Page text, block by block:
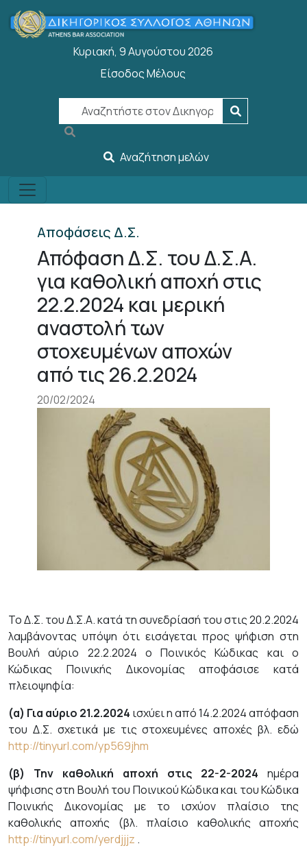
Παράκαμψη προς το κυρίως περιεχόμενο
Κυριακή, 9 Αυγούστου 2026
User account menu
Είσοδος Μέλους
Αναζήτηση μελών
Αποφάσεις Δ.Σ.
Απόφαση Δ.Σ. του Δ.Σ.Α.
για καθολική αποχή στις
22.2.2024 και μερική
αναστολή των
στοχευμένων αποχών
από τις 26.2.2024
20/02/2024
Το Δ.Σ. του Δ.Σ.Α. κατά τη συνεδρίασή του στις 20.2.2024
λαμβάνοντας υπόψη ότι εισάγεται προς ψήφιση στη
Βουλή αύριο 22.2.2024 ο Ποινικός Κώδικας και ο
Κώδικας Ποινικής Δικονομίας αποφάσισε κατά
πλειοψηφία:
(α) Για αύριο 21.2.2024 ισχύει η από 14.2.2024 απόφαση
του Δ.Σ. σχετικά με τις στοχευμένες αποχές βλ. εδώ
http://tinyurl.com/yp569jhm
(β) Την καθολική αποχή στις 22-2-2024 ημέρα
ψήφισης στη Βουλή του Ποινικού Κώδικα και του Κώδικα
Ποινικής Δικονομίας με το ισχύον πλαίσιο της
καθολικής αποχής (βλ. πλαίσιο καθολικής αποχής
http://tinyurl.com/yerdjjjz .